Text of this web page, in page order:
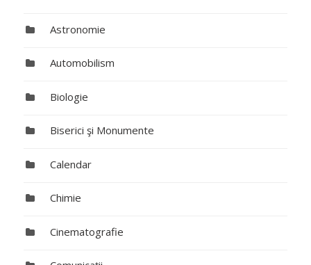
Astronomie
Automobilism
Biologie
Biserici şi Monumente
Calendar
Chimie
Cinematografie